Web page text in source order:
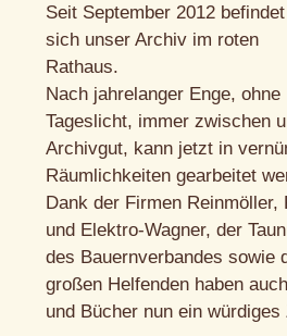
Seit September 2012 befindet
sich unser Archiv im roten
Rathaus.
Nach jahrelanger Enge, ohne
Tageslicht, immer zwischen
Archivgut, kann jetzt in
Räumlichkeiten gearbeitet
Dank der Firmen Reinmöller,
und Elektro-Wagner, der
des Bauernverbandes sowie
großen Helfenden haben
und Bücher nun ein würdiges